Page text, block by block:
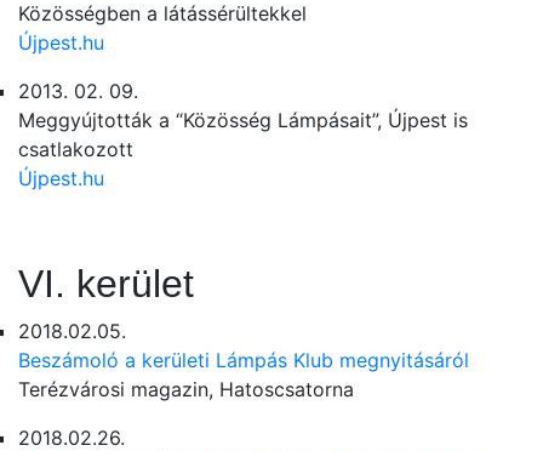
Közösségben a látássérültekkel
Újpest.hu
2013. 02. 09.
Meggyújtották a “Közösség Lámpásait”, Újpest is
csatlakozott
Újpest.hu
VI. kerület
2018.02.05.
Beszámoló a kerületi Lámpás Klub megnyitásáról
Terézvárosi magazin, Hatoscsatorna
2018.02.26.